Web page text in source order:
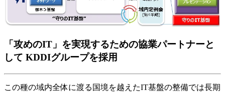
「攻めのIT」を実現するための協業パートナーと
して KDDIグループを採用
この種の域内全体に渡る国境を越えたIT基盤の整備では長期